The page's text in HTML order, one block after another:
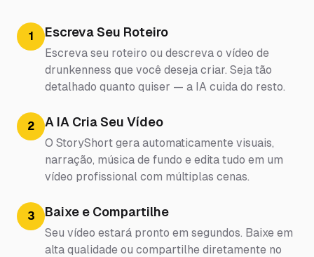
1 Escreva Seu Roteiro
Escreva seu roteiro ou descreva o vídeo de
drunkenness que você deseja criar. Seja tão
detalhado quanto quiser — a IA cuida do resto.
2 A IA Cria Seu Vídeo
O StoryShort gera automaticamente visuais,
narração, música de fundo e edita tudo em um
vídeo profissional com múltiplas cenas.
3 Baixe e Compartilhe
Seu vídeo estará pronto em segundos. Baixe em
alta qualidade ou compartilhe diretamente no